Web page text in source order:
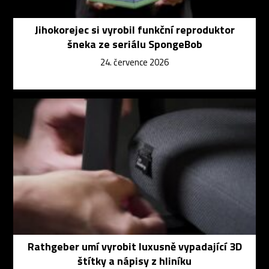
Jihokorejec si vyrobil funkční reproduktor
šneka ze seriálu SpongeBob
24. července 2026
Rathgeber umí vyrobit luxusně vypadající 3D
štítky a nápisy z hliníku